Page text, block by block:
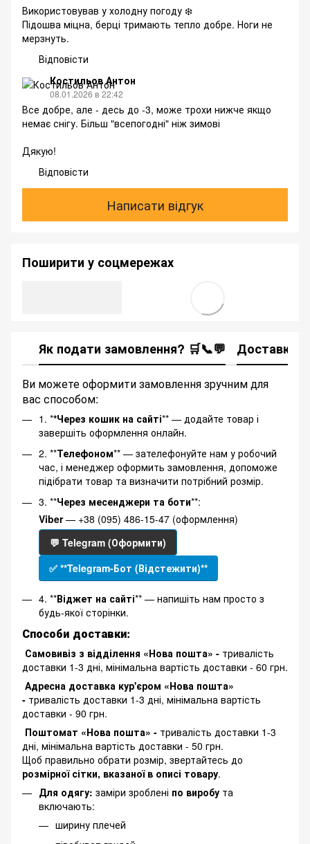
Використовував у холодну погоду ❄️
Підошва міцна, берці тримають тепло добре. Ноги не
мерзнуть.
Відповісти
Костильов Антон
08.01.2026 в 22:42
Все добре, але - десь до -3, може трохи нижче якщо
немає снігу. Більш "всепогодні" ніж зимові
Дякую!
Відповісти
Написати відгук
Поширити у соцмережах
Як подати замовлення? 🛒📞💬 Доставка
Ви можете оформити замовлення зручним для
вас способом:
1. **Через кошик на сайті** — додайте товар і
завершіть оформлення онлайн.
2. **Телефоном** — зателефонуйте нам у робочий
час, і менеджер оформить замовлення, допоможе
підібрати товар та визначити потрібний розмір.
3. **Через месенджери та боти**:
Viber— +38 (095) 486-15-47 (оформлення)
💬 Telegram (Оформити)
✅ **Telegram-Бот (Відстежити)**
4. **Віджет на сайті** — напишіть нам просто з
будь-якої сторінки.
Способи доставки:
Самовивіз з відділення «Нова пошта» - тривалість
доставки 1-3 дні, мінімальна вартість доставки - 60 грн.
Адресна доставка кур'єром «Нова пошта»
- тривалість доставки 1-3 дні, мінімальна вартість
доставки - 90 грн.
Поштомат «Нова пошта» - тривалість доставки 1-3
дні, мінімальна вартість доставки - 50 грн.
Щоб правильно обрати розмір, звертайтесь до
розмірної сітки, вказаної в описі товару.
Для одягу: заміри зроблені по виробу та
включають:
ширину плечей